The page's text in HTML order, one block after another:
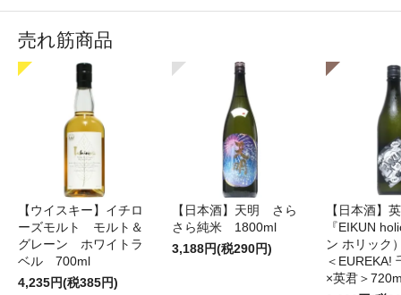
売れ筋商品
【ウイスキー】イチロ
ーズモルト モルト＆
グレーン ホワイトラ
ベル 700ml
4,235円(税385円)
【日本酒】天明 さら
さら純米 1800ml
3,188円(税290円)
【日本酒】
『EIKUN
ン ホリッ
＜EUREKA!
×英君＞